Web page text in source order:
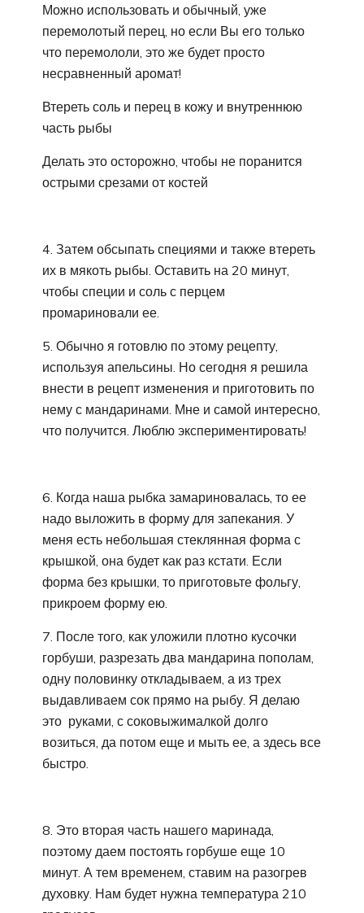
Можно использовать и обычный, уже
перемолотый перец, но если Вы его только
что перемололи, это же будет просто
несравненный аромат!
Втереть соль и перец в кожу и внутреннюю
часть рыбы
Делать это осторожно, чтобы не поранится
острыми срезами от костей
4. Затем обсыпать специями и также втереть
их в мякоть рыбы. Оставить на 20 минут,
чтобы специи и соль с перцем
промариновали ее.
5. Обычно я готовлю по этому рецепту,
используя апельсины. Но сегодня я решила
внести в рецепт изменения и приготовить по
нему с мандаринами. Мне и самой интересно,
что получится. Люблю экспериментировать!
6. Когда наша рыбка замариновалась, то ее
надо выложить в форму для запекания. У
меня есть небольшая стеклянная форма с
крышкой, она будет как раз кстати. Если
форма без крышки, то приготовьте фольгу,
прикроем форму ею.
7. После того, как уложили плотно кусочки
горбуши, разрезать два мандарина пополам,
одну половинку откладываем, а из трех
выдавливаем сок прямо на рыбу. Я делаю
это руками, с соковыжималкой долго
возиться, да потом еще и мыть ее, а здесь все
быстро.
8. Это вторая часть нашего маринада,
поэтому даем постоять горбуше еще 10
минут. А тем временем, ставим на разогрев
духовку. Нам будет нужна температура 210